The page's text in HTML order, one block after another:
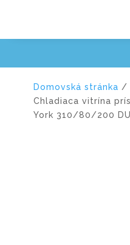
Domovská stránka /
Chladiaca vitrína
York 310/80/200 DU